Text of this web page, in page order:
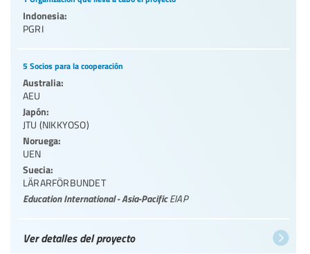
Indonesia:
PGRI
5 Socios para la cooperación
Australia:
AEU
Japón:
JTU (NIKKYOSO)
Noruega:
UEN
Suecia:
LÄRARFÖRBUNDET
Education International - Asia-PacificEIAP
Ver detalles del proyecto